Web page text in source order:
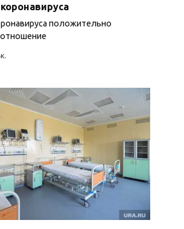
положительно